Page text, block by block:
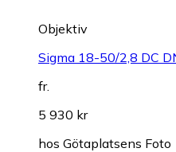
Objektiv
Sigma 18-50/2,8 DC
fr.
5 930 kr
hos Götaplatsens Foto